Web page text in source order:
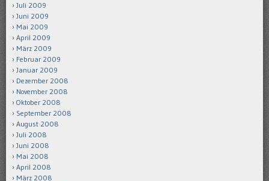
Juli 2009
Juni 2009
Mai 2009
April 2009
März 2009
Februar 2009
Januar 2009
Dezember 2008
November 2008
Oktober 2008
September 2008
August 2008
Juli 2008
Juni 2008
Mai 2008
April 2008
März 2008